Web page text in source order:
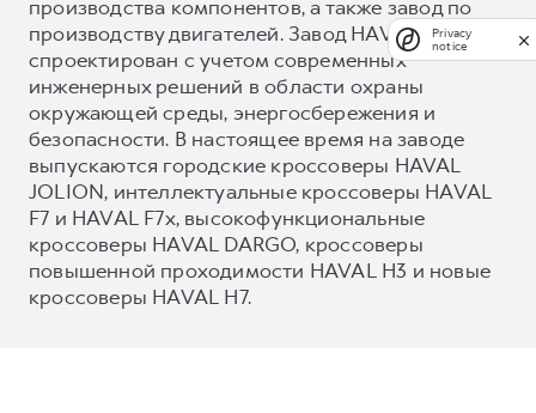
производства компонентов, а также завод по
производству двигателей. Завод HAVAL
спроектирован с учетом современных
инженерных решений в области охраны
окружающей среды, энергосбережения и
безопасности. В настоящее время на заводе
выпускаются городские кроссоверы HAVAL
JOLION, интеллектуальные кроссоверы HAVAL
F7 и HAVAL F7x, высокофункциональные
кроссоверы HAVAL DARGO, кроссоверы
повышенной проходимости HAVAL H3 и новые
кроссоверы HAVAL H7.
Privacy
notice